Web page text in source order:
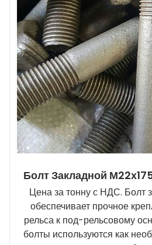
Болт Закладной
Цена за тонну с НДС. Болт
обеспечивает прочное
рельса к под-рельсовому
болты используются как